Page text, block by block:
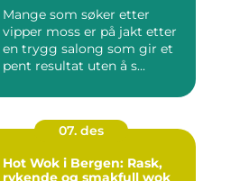
Mange som søker etter
vipper moss er på jakt etter
en trygg salong som gir et
pent resultat uten å s...
07. des
Hot Wok i Bergen: Rask,
rykende og smakfull wok